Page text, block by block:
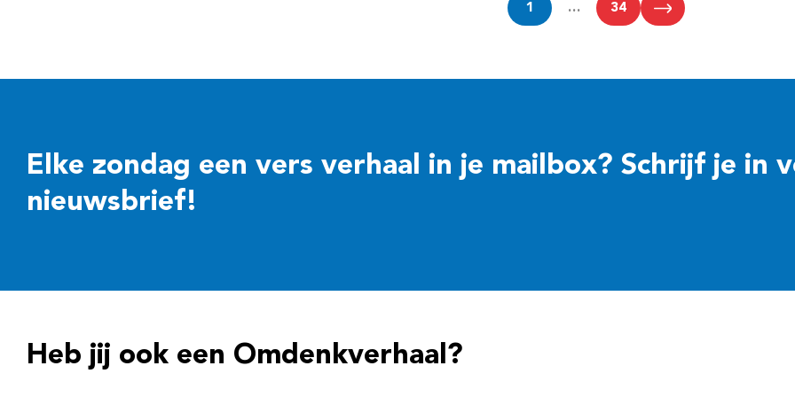
1 … 34
Elke zondag een vers verhaal in je mailbox? Schrijf je in
nieuwsbrief!
Heb jij ook een Omdenkverhaal?